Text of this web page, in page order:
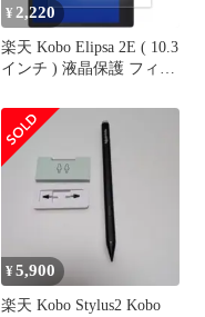
¥ 2,220
楽天 Kobo Elipsa 2E ( 10.3
インチ ) 液晶保護 フィル
高硬度9H ブルーライト
カット クリア光沢タイプ
改訂版
¥5,900
楽天 Kobo Stylus2 Kobo